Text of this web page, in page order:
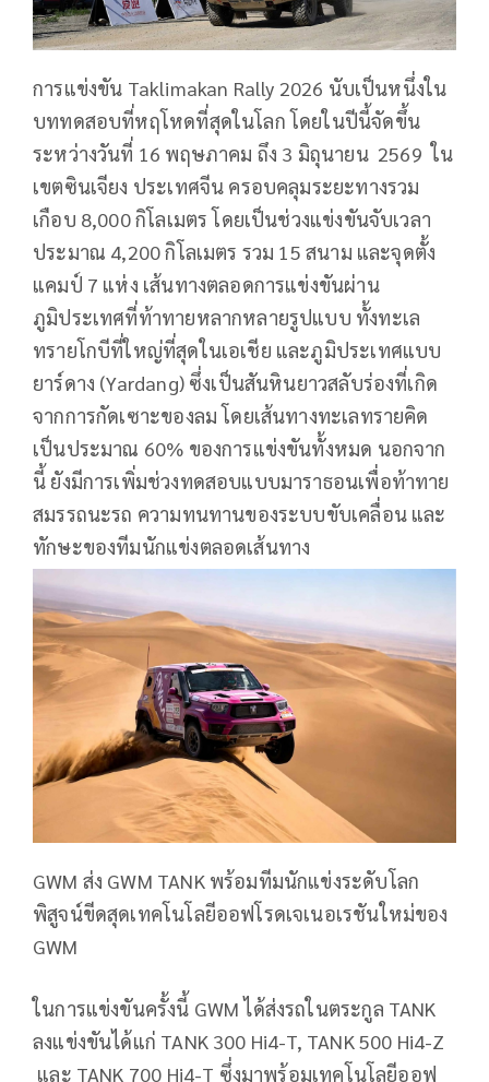
การแข่งขัน Taklimakan Rally 2026 นับเป็นหนึ่งใน
บททดสอบที่หฤโหดที่สุดในโลก โดยในปีนี้จัดขึ้น
ระหว่างวันที่ 16 พฤษภาคม ถึง 3 มิถุนายน 2569 ใน
เขตซินเจียง ประเทศจีน ครอบคลุมระยะทางรวม
เกือบ 8,000 กิโลเมตร โดยเป็นช่วงแข่งขันจับเวลา
ประมาณ 4,200 กิโลเมตร รวม 15 สนาม และจุดตั้ง
แคมป์ 7 แห่ง เส้นทางตลอดการแข่งขันผ่าน
ภูมิประเทศที่ท้าทายหลากหลายรูปแบบ ทั้งทะเล
ทรายโกบีที่ใหญ่ที่สุดในเอเชีย และภูมิประเทศแบบ
ยาร์ดาง (Yardang) ซึ่งเป็นสันหินยาวสลับร่องที่เกิด
จากการกัดเซาะของลม โดยเส้นทางทะเลทรายคิด
เป็นประมาณ 60% ของการแข่งขันทั้งหมด นอกจาก
นี้ ยังมีการเพิ่มช่วงทดสอบแบบมาราธอนเพื่อท้าทาย
สมรรถนะรถ ความทนทานของระบบขับเคลื่อน และ
ทักษะของทีมนักแข่งตลอดเส้นทาง
GWM ส่ง GWM TANK พร้อมทีมนักแข่งระดับโลก
พิสูจน์ขีดสุดเทคโนโลยีออฟโรดเจเนอเรชันใหม่ของ
GWM
ในการแข่งขันครั้งนี้ GWM ได้ส่งรถในตระกูล TANK
ลงแข่งขันได้แก่ TANK 300 Hi4-T, TANK 500 Hi4-Z
และ TANK 700 Hi4-T ซึ่งมาพร้อมเทคโนโลยีออฟ